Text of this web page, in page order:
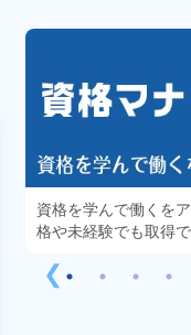
❮
資格を学んで働くを
格や未経験でも取得